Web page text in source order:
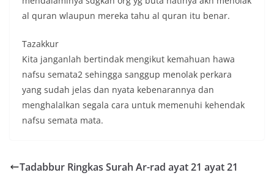
al quran wlaupun mereka tahu al quran itu benar.
Tazakkur
Kita janganlah bertindak mengikut kemahuan hawa
nafsu semata2 sehingga sanggup menolak perkara
yang sudah jelas dan nyata kebenarannya dan
menghalalkan segala cara untuk memenuhi kehendak
nafsu semata mata.
Tadabbur Ringkas Surah Ar-rad ayat 21 ayat 21